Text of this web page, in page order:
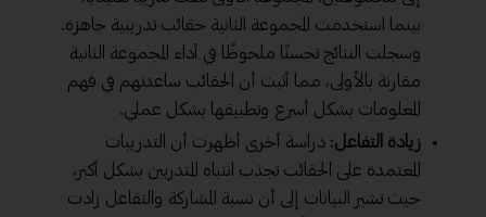
بينما استخدمت المجموعة الثانية حقائب تدريبية جاهزة.
وسجلت النتائج تحسنًا ملحوظًا في أداء المجموعة الثانية
مقارنة بالأولى، مما أثبت أن الحقائب ساعدتهم في فهم
المعلومات بشكل أسرع وتطبيقها بشكل عملي.
زيادة التفاعل: دراسة أخرى أظهرت أن التدريبات
المعتمدة على الحقائب تجذب انتباه المتدربين بشكل أكبر،
حيث تشير البيانات إلى أن نسبة المشاركة والتفاعل زادت